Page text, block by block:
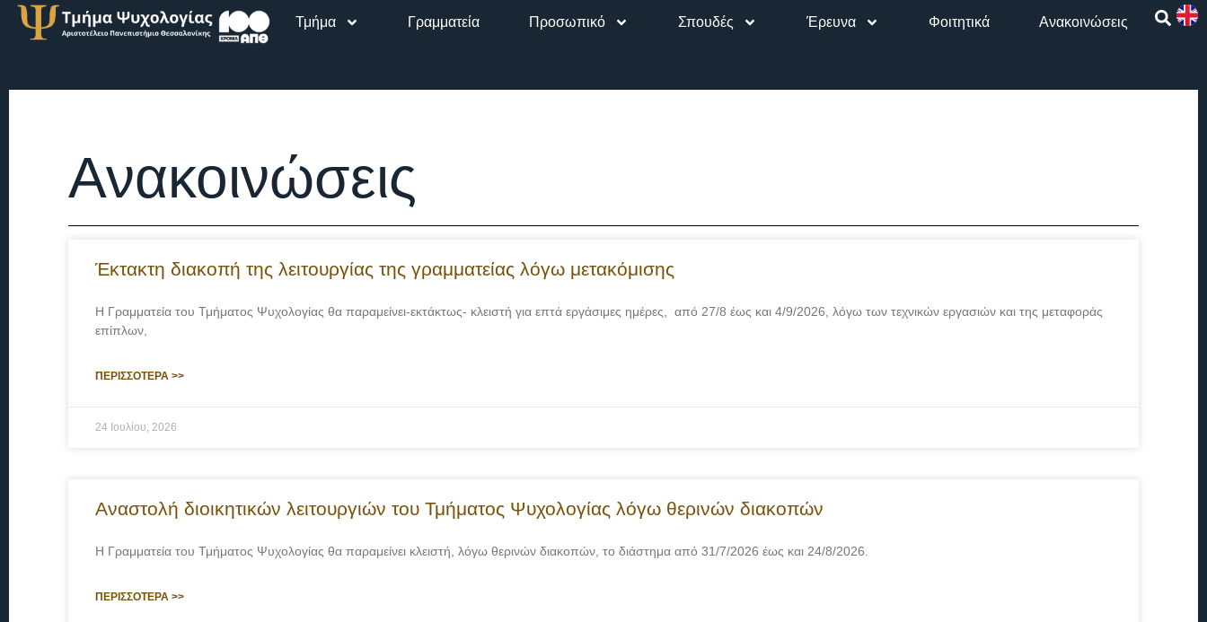
Τμήμα Γραμματεία Προσωπικό Σπουδές Έρευνα Φοιτητικά Aνακοινώσεις
Ανακοινώσεις
Έκτακτη διακοπή της λειτουργίας της γραμματείας λόγω μετακόμισης
Η Γραμματεία του Τμήματος Ψυχολογίας θα παραμείνει-εκτάκτως- κλειστή για επτά εργάσιμες ημέρες, από 27/8 έως και 4/9/2026, λόγω των τεχνικών εργασιών και της μεταφοράς
επίπλων,
ΠΕΡΙΣΣΟΤΕΡΑ >>
24 Ιουλίου, 2026
Αναστολή διοικητικών λειτουργιών του Τμήματος Ψυχολογίας λόγω θερινών διακοπών
Η Γραμματεία του Τμήματος Ψυχολογίας θα παραμείνει κλειστή, λόγω θερινών διακοπών, το διάστημα από 31/7/2026 έως και 24/8/2026.
ΠΕΡΙΣΣΟΤΕΡΑ >>